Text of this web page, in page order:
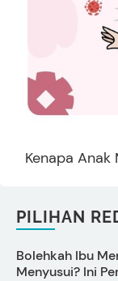
Kenapa Anak
PILIHAN
Bolehkah Ibu
Menyusui? Ini